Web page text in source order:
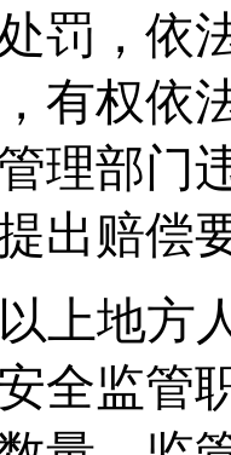
罚，依
有权依
理部门
出赔偿
上地方
全监管